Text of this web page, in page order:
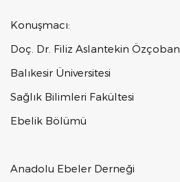
Konuşmacı:
Doç. Dr. Filiz Aslantekin Özçoban
Balıkesir Üniversitesi
Sağlık Bilimleri Fakültesi
Ebelik Bölümü
Anadolu Ebeler Derneği